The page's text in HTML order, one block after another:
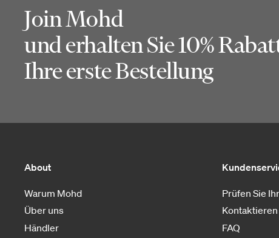
Join Mohd
und erhalten Sie 10%
Ihre erste Bestellung
About
Warum Mohd
Über uns
Händler
Prüfen Sie
Kontaktieren
FAQ